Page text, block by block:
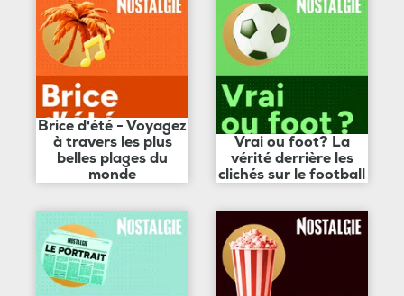
Brice d'été - Voyagez
à travers les plus
belles plages du
monde
Vrai ou foot? La
vérité derrière les
clichés sur le football